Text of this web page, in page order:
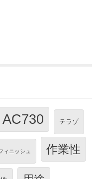
AC730 テラゾ
ィニッシュ 作業性